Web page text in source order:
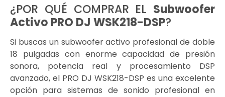
¿POR QUÉ COMPRAR EL Subwoofer
Activo PRO DJ WSK218-DSP?
Si buscas un subwoofer activo profesional de doble
18 pulgadas con enorme capacidad de presión
sonora, potencia real y procesamiento DSP
avanzado, el PRO DJ WSK218-DSP es una excelente
opción para sistemas de sonido profesional en